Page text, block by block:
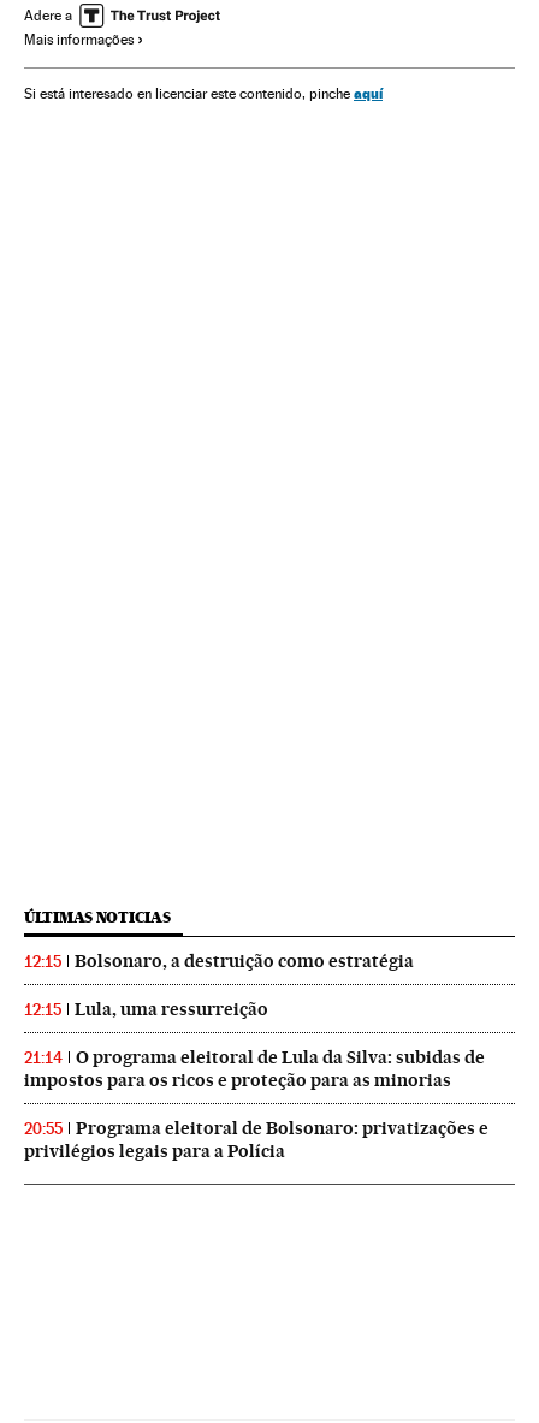
terrorismo islâmico Conflictos armados
Oriente médio
Grupos terroristas Conflitos Religião Terrorismo
Adere a
Mais informações
Si está interesado en licenciar este contenido, pinche aquí
ÚLTIMAS NOTICIAS
12:15 Bolsonaro, a destruição como estratégia
12:15 Lula, uma ressurreição
21:14
O programa eleitoral de Lula da Silva: subidas de
impostos para os ricos e proteção para as minorias
20:55
Programa eleitoral de Bolsonaro: privatizações e
privilégios legais para a Polícia